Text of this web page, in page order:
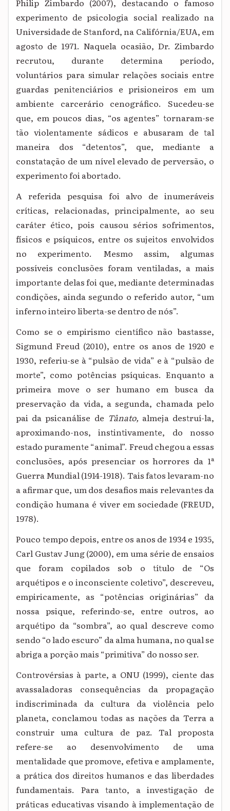
Philip Zimbardo (2007), destacando o famoso
experimento de psicologia social realizado na
Universidade de Stanford, na Califórnia/EUA, em
agosto de 1971. Naquela ocasião, Dr. Zimbardo
recrutou, durante determina período,
voluntários para simular relações sociais entre
guardas penitenciários e prisioneiros em um
ambiente carcerário cenográfico. Sucedeu-se
que, em poucos dias, “os agentes” tornaram-se
tão violentamente sádicos e abusaram de tal
maneira dos “detentos”, que, mediante a
constatação de um nível elevado de perversão, o
experimento foi abortado.
A referida pesquisa foi alvo de inumeráveis
críticas, relacionadas, principalmente, ao seu
caráter ético, pois causou sérios sofrimentos,
físicos e psíquicos, entre os sujeitos envolvidos
no experimento. Mesmo assim, algumas
possíveis conclusões foram ventiladas, a mais
importante delas foi que, mediante determinadas
condições, ainda segundo o referido autor, “um
inferno inteiro liberta-se dentro de nós”.
Como se o empirismo científico não bastasse,
Sigmund Freud (2010), entre os anos de 1920 e
1930, referiu-se à “pulsão de vida” e à “pulsão de
morte”, como potências psíquicas. Enquanto a
primeira move o ser humano em busca da
preservação da vida, a segunda, chamada pelo
pai da psicanálise de Tânato, almeja destruí-la,
aproximando-nos, instintivamente, do nosso
estado puramente “animal”. Freud chegou a essas
conclusões, após presenciar os horrores da 1ª
Guerra Mundial (1914-1918). Tais fatos levaram-no
a afirmar que, um dos desafios mais relevantes da
condição humana é viver em sociedade (FREUD,
1978).
Pouco tempo depois, entre os anos de 1934 e 1935,
Carl Gustav Jung (2000), em uma série de ensaios
que foram copilados sob o título de “Os
arquétipos e o inconsciente coletivo”, descreveu,
empiricamente, as “potências originárias” da
nossa psique, referindo-se, entre outros, ao
arquétipo da “sombra”, ao qual descreve como
sendo “o lado escuro” da alma humana, no qual se
abriga a porção mais “primitiva” do nosso ser.
Controvérsias à parte, a ONU (1999), ciente das
avassaladoras consequências da propagação
indiscriminada da cultura da violência pelo
planeta, conclamou todas as nações da Terra a
construir uma cultura de paz. Tal proposta
refere-se ao desenvolvimento de uma
mentalidade que promove, efetiva e amplamente,
a prática dos direitos humanos e das liberdades
fundamentais. Para tanto, a investigação de
práticas educativas visando à implementação de